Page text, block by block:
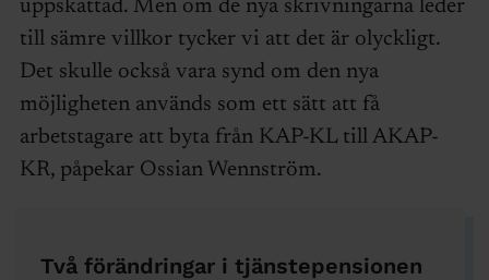
uppskattad. Men om de nya skrivningarna leder
till sämre villkor tycker vi att det är olyckligt.
Det skulle också vara synd om den nya
möjligheten används som ett sätt att få
arbetstagare att byta från KAP-KL till AKAP-
KR, påpekar Ossian Wennström.
Två förändringar i tjänstepensionen